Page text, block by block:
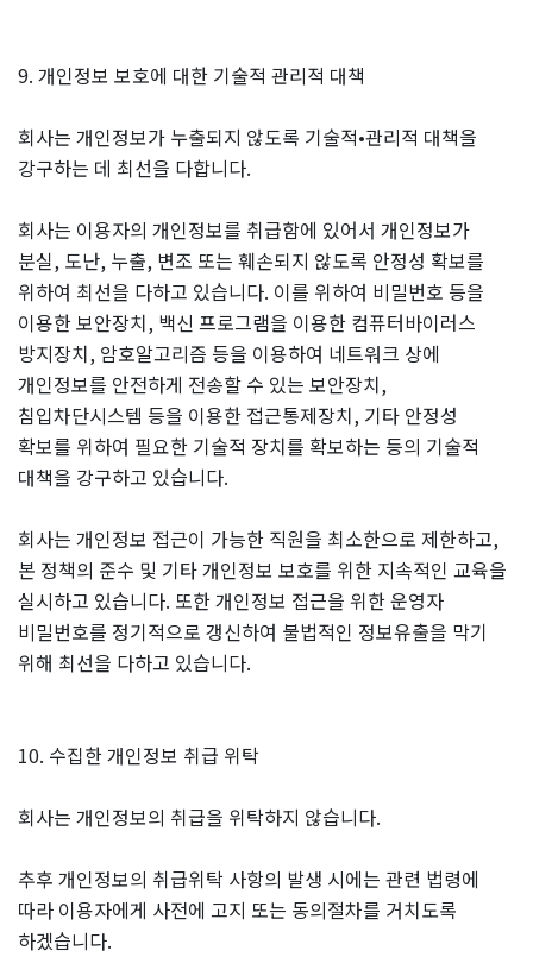
9. 개인정보 보호에 대한 기술적 관리적 대책
회사는 개인정보가 누출되지 않도록 기술적•관리적 대책을
강구하는 데 최선을 다합니다.
회사는 이용자의 개인정보를 취급함에 있어서 개인정보가
분실, 도난, 누출, 변조 또는 훼손되지 않도록 안정성 확보를
위하여 최선을 다하고 있습니다. 이를 위하여 비밀번호 등을
이용한 보안장치, 백신 프로그램을 이용한 컴퓨터바이러스
방지장치, 암호알고리즘 등을 이용하여 네트워크 상에
개인정보를 안전하게 전송할 수 있는 보안장치,
침입차단시스템 등을 이용한 접근통제장치, 기타 안정성
확보를 위하여 필요한 기술적 장치를 확보하는 등의 기술적
대책을 강구하고 있습니다.
회사는 개인정보 접근이 가능한 직원을 최소한으로 제한하고,
본 정책의 준수 및 기타 개인정보 보호를 위한 지속적인 교육을
실시하고 있습니다. 또한 개인정보 접근을 위한 운영자
비밀번호를 정기적으로 갱신하여 불법적인 정보유출을 막기
위해 최선을 다하고 있습니다.
10. 수집한 개인정보 취급 위탁
회사는 개인정보의 취급을 위탁하지 않습니다.
추후 개인정보의 취급위탁 사항의 발생 시에는 관련 법령에
따라 이용자에게 사전에 고지 또는 동의절차를 거치도록
하겠습니다.